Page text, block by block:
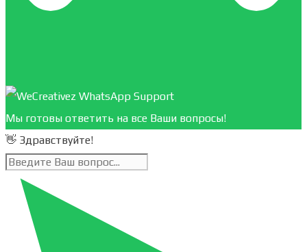
Мы готовы ответить на все Ваши вопросы!
👋 Здравствуйте!